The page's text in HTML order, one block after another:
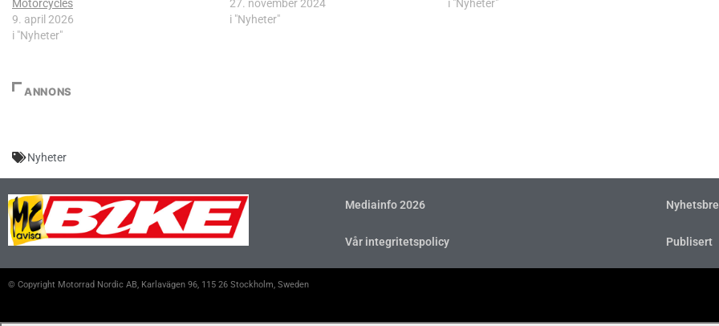
Motorcycles
9. april 2026
i "Nyheter"
27. november 2024
i "Nyheter"
i "Nyheter"
ANNONS
Nyheter
Mediainfo 2026
Vår integritetspolicy Publisert
© Copyright Motorrad Nordic AB, Karlavägen 96, 115 26 Stockholm, Sweden